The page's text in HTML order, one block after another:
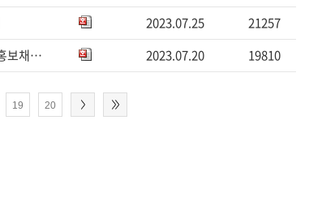
2023.07.25
21257
[장학]2023학년도 2학기 교내 근로장학생 선발 안내(홈페이지 및 홍보채널 관리/유학생 지원) 2023.07.20 19810
19 20